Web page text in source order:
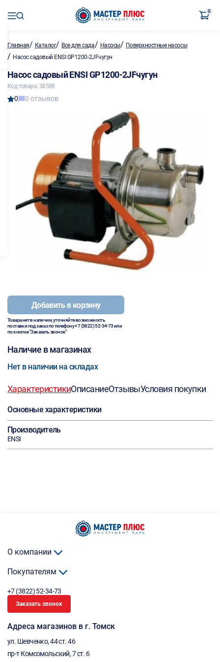
0
Главная/ Каталог/ Все для сада/ Насосы/ Поверхностные насосы
/ Насос садовый ENSI GP1200-2JFчугун
Насос садовый ENSI GP1200-2JFчугун
Код товара: 38588
0 0 отзывов
Добавить в корзину
Товара нет в наличии, уточняйте возможность
поставки под заказ по телефону+7 (3822) 52-34-73или
по кнопке "Заказать звонок"
Наличие в магазинах
Нет в наличии на складах
ХарактеристикиОписаниеОтзывыУсловия покупки
Основные характеристики
Производитель
ENSI
О компании
Покупателям
+7 (3822) 52-34-73
Заказать звонок
Адреса магазинов в г. Томск
ул. Шевченко, 44 ст. 46
пр-т Комсомольский, 7 ст. 6